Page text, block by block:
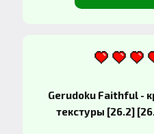
Gerudoku Faithful -
текстуры [26.2]